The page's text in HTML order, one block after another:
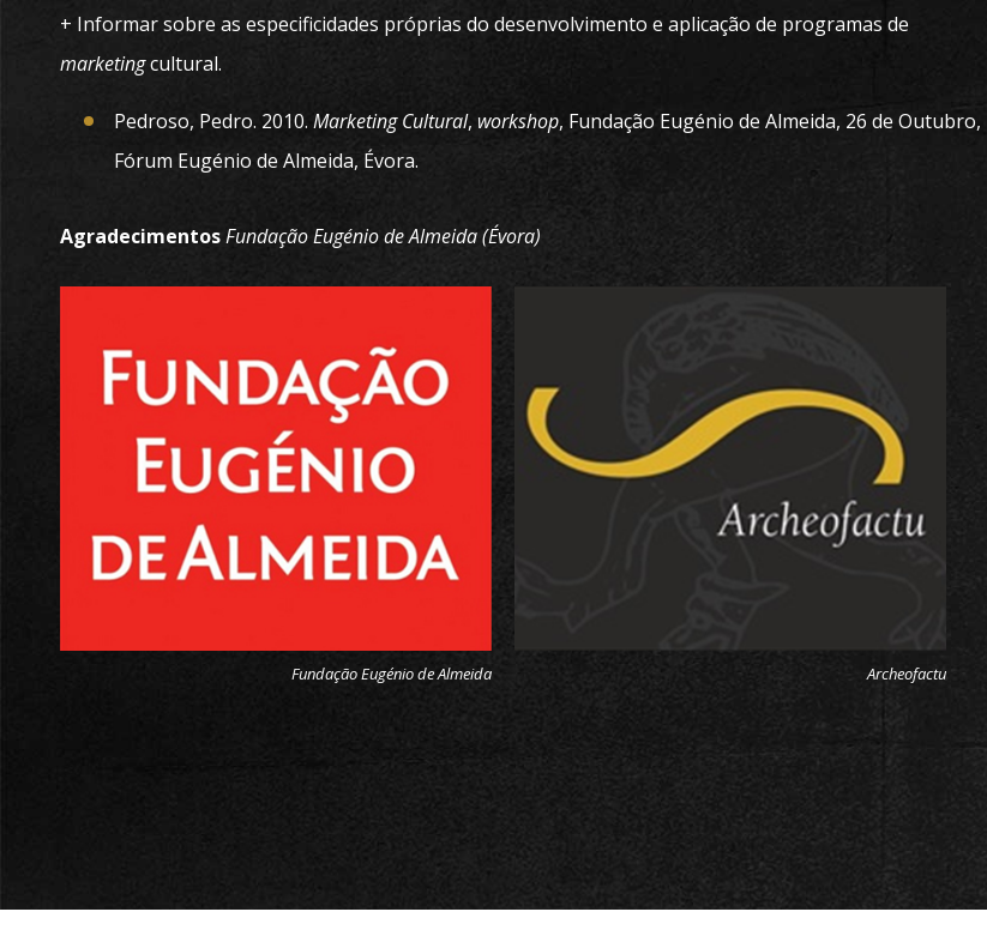
+ Informar sobre as especificidades próprias do desenvolvimento e aplicação de programas de
marketingcultural.
Pedroso, Pedro. 2010. Marketing Cultural, workshop, Fundação Eugénio de Almeida, 26 de Outubro,
Fórum Eugénio de Almeida, Évora.
AgradecimentosFundação Eugénio de Almeida (Évora)
Fundação Eugénio de Almeida Archeofactu